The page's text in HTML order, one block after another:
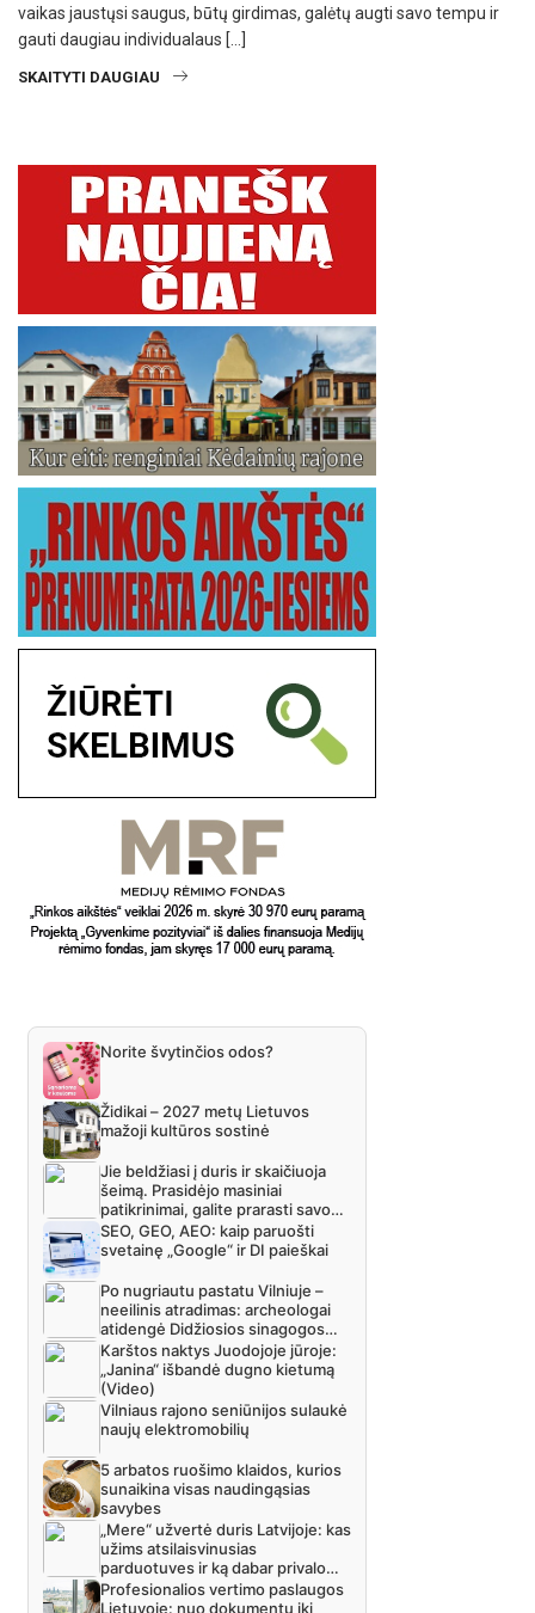
vaikas jaustųsi saugus, būtų girdimas, galėtų augti savo tempu ir
gauti daugiau individualaus […]
SKAITYTI DAUGIAU